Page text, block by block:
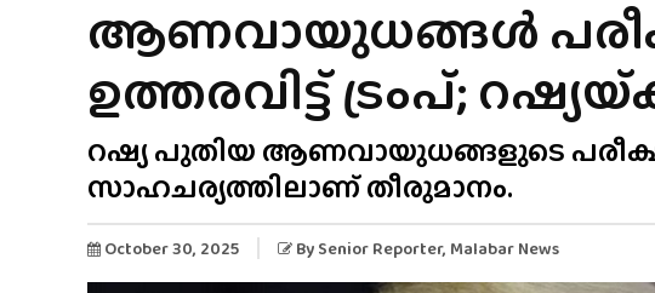
ആണവായുധങ്ങൾ
ഉത്തരവിട്ട് ട്രംപ്;
റഷ്യ പുതിയ ആണവായുധങ്ങളുടെ
സാഹചര്യത്തിലാണ് തീരുമാനം.
October 30, 2025 By Senior Reporter, Malabar News